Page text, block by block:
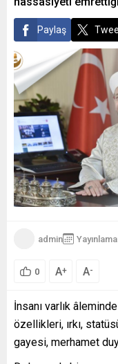
Paylaş
admin
0 A+ A-
İnsanı varlık
özellikleri, ırkı,
gayesi, merhamet